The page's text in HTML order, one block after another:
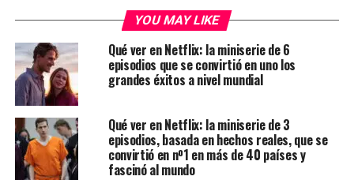
YOU MAY LIKE
Qué ver en Netflix: la miniserie de 6
episodios que se convirtió en uno los
grandes éxitos a nivel mundial
Qué ver en Netflix: la miniserie de 3
episodios, basada en hechos reales, que se
convirtió en nº1 en más de 40 países y
fascinó al mundo